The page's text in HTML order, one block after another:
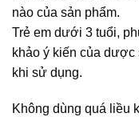
nào của sản phẩm.
Trẻ em dưới 3 tuổi,
khảo ý kiến của
khi sử dụng.
Không dùng quá liều